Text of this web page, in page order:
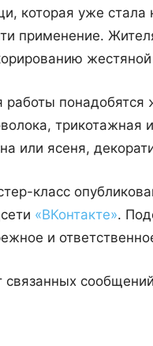
которая уже
применение.
работы понадобятся
трикотажная
или ясеня,
класс
«ВКонтакте».
и
связанных сообщений